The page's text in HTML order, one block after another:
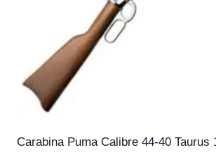
Carabina Puma Calibre 44-40 Taurus